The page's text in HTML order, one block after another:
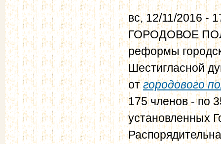
вс, 12/11/2016 -
ГОРОДОВОЕ
реформы
Шестигласной
отгородового
175 членов - по
установленных